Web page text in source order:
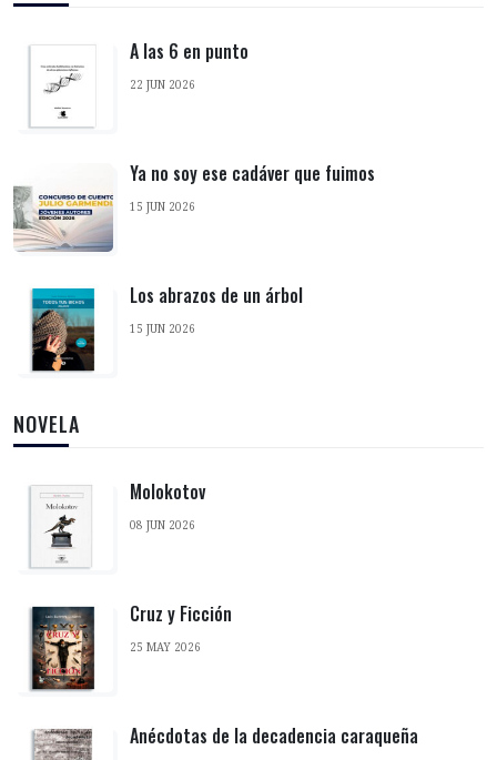
A las 6 en punto
22 JUN 2026
Ya no soy ese cadáver que fuimos
15 JUN 2026
Los abrazos de un árbol
15 JUN 2026
NOVELA
Molokotov
08 JUN 2026
Cruz y Ficción
25 MAY 2026
Anécdotas de la decadencia caraqueña